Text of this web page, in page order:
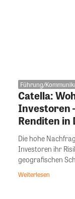
Führung/
Catella:
Investoren
Renditen in
Die hohe
Investoren ihr
geografischen
Weiterlesen